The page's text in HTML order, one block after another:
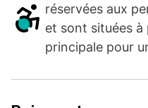
réservées aux
et sont situées
principale pour